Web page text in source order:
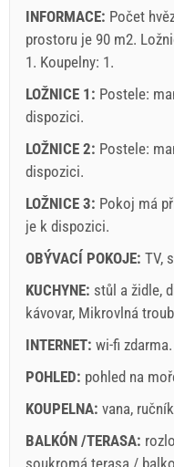
Pokud si nepřejete, aby
otázky, prosím vyplňte
INFORMACE: Počet
prostoru je 90 m2.
1. Koupelny: 1.
LOŽNICE 1: Postele:
dispozici.
LOŽNICE 2: Postele:
dispozici.
LOŽNICE 3: Pokoj má
je k dispozici.
OBÝVACÍ POKOJE: TV,
KUCHYNE: stůl a židle,
kávovar, Mikrovlná
INTERNET: wi-fi zdarma.
POHLED: pohled na
KOUPELNA: vana,
BALKÓN /TERASA: